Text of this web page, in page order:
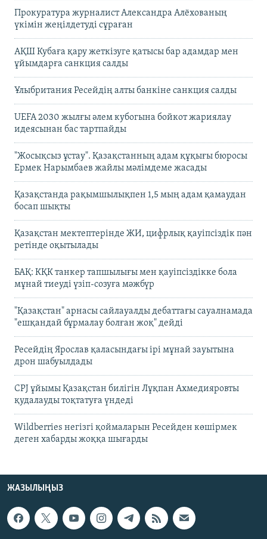
Прокуратура журналист Александра Алёхованың
үкімін жеңілдетуді сұраған
АҚШ Кубаға қару жеткізуге қатысы бар адамдар мен
ұйымдарға санкция салды
Ұлыбритания Ресейдің алты банкіне санкция салды
UEFA 2030 жылғы әлем кубогына бойкот жариялау
идеясынан бас тартпайды
"Жосықсыз ұстау". Қазақстанның адам құқығы бюросы
Ермек Нарымбаев жайлы мәлімдеме жасады
Қазақстанда рақымшылықпен 1,5 мың адам қамаудан
босап шықты
Қазақстан мектептерінде ЖИ, цифрлық қауіпсіздік пән
ретінде оқытылады
БАҚ: КҚК танкер тапшылығы мен қауіпсіздікке бола
мұнай тиеуді үзіп-созуға мәжбүр
"Қазақстан" арнасы сайлауалды дебаттағы сауалнамада
"ешқандай бұрмалау болған жоқ" дейді
Ресейдің Ярослав қаласындағы ірі мұнай зауытына
дрон шабуылдады
CPJ ұйымы Қазақстан билігін Лұқпан Ахмедияровты
қудалауды тоқтатуға үндеді
Wildberries негізгі қоймаларын Ресейден көшірмек
деген хабарды жоққа шығарды
ЖАЗЫЛЫҢЫЗ